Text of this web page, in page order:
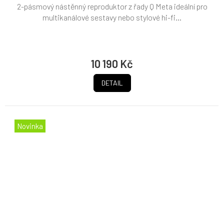
10 190 Kč
DETAIL
2-pásmový nástěnný reproduktor z řady Q Meta ideální pro
multikanálové sestavy nebo stylové hi-fi...
Novinka